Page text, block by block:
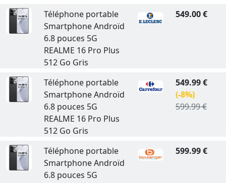
Téléphone portable
Smartphone Androïd
6.8 pouces 5G
REALME 16 Pro Plus
512 Go Gris
549.00 €
Téléphone portable
Smartphone Androïd
6.8 pouces 5G
REALME 16 Pro Plus
512 Go Gris
549.99 €
(-8%)
599.99 €
Téléphone portable
Smartphone Androïd
6.8 pouces 5G
599.99 €